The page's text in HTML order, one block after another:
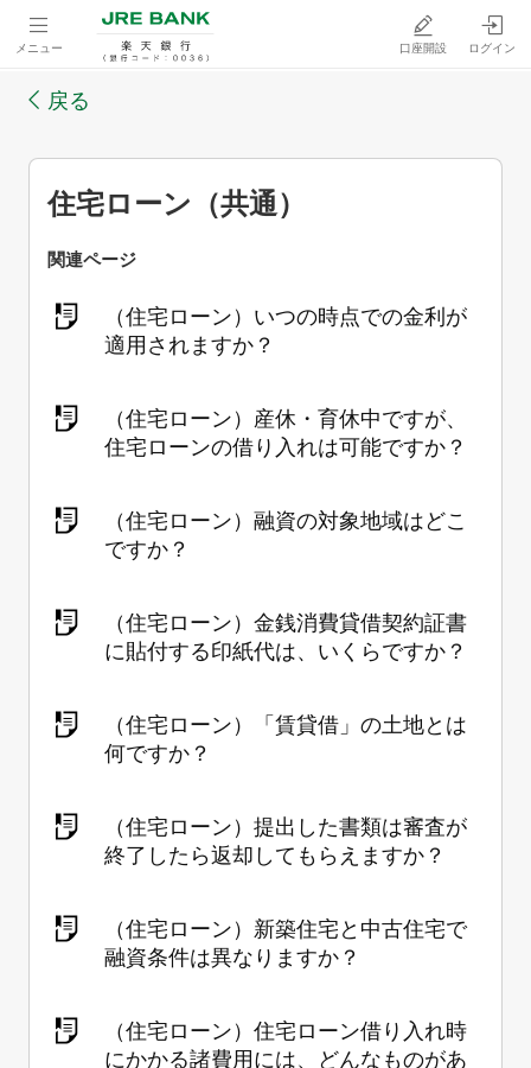
メニュー 口座開設 ログイン
戻る
住宅ローン（共通）
関連ページ
（住宅ローン）いつの時点での金利が
適用されますか？
（住宅ローン）産休・育休中ですが、
住宅ローンの借り入れは可能ですか？
（住宅ローン）融資の対象地域はどこ
ですか？
（住宅ローン）金銭消費貸借契約証書
に貼付する印紙代は、いくらですか？
（住宅ローン）「賃貸借」の土地とは
何ですか？
（住宅ローン）提出した書類は審査が
終了したら返却してもらえますか？
（住宅ローン）新築住宅と中古住宅で
融資条件は異なりますか？
（住宅ローン）住宅ローン借り入れ時
にかかる諸費用には、どんなものがあ